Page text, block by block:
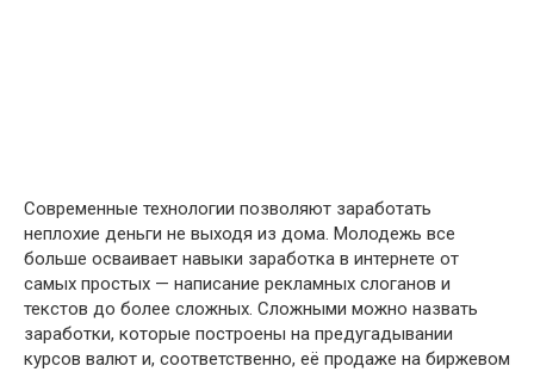
Современные технологии позволяют заработать
неплохие деньги не выходя из дома. Молодежь все
больше осваивает навыки заработка в интернете от
самых простых — написание рекламных слоганов и
текстов до более сложных. Сложными можно назвать
заработки, которые построены на предугадывании
курсов валют и, соответственно, её продаже на биржевом